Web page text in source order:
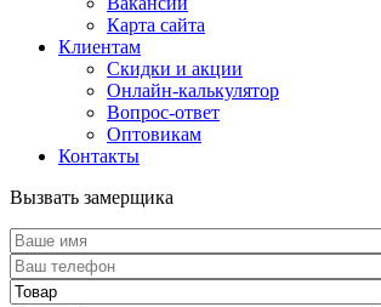
Карта сайта
Клиентам
Скидки и акции
Онлайн-калькулятор
Вопрос-ответ
Оптовикам
Контакты
Вызвать замерщика